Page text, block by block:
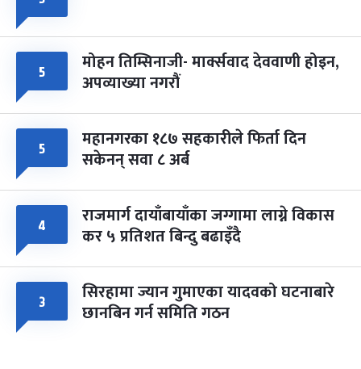
५ मोहन तिम्सिनाजी- मार्क्सवाद देववाणी होइन,
अपव्याख्या नगरौं
५ महानगरका १८७ सहकारीले फिर्ता दिन
सकेनन् सवा ८ अर्ब
४ राजमार्ग दायाँबायाँका जग्गामा लाग्ने विकास
कर ५ प्रतिशत बिन्दु बढाइँदै
३ सिरहामा ज्यान गुमाएका यादवको घटनाबारे
छानबिन गर्न समिति गठन